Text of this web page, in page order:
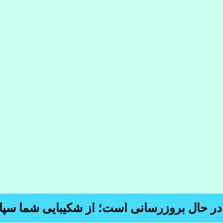
در حال بروزرسانی است؛ از شکیبایی شما